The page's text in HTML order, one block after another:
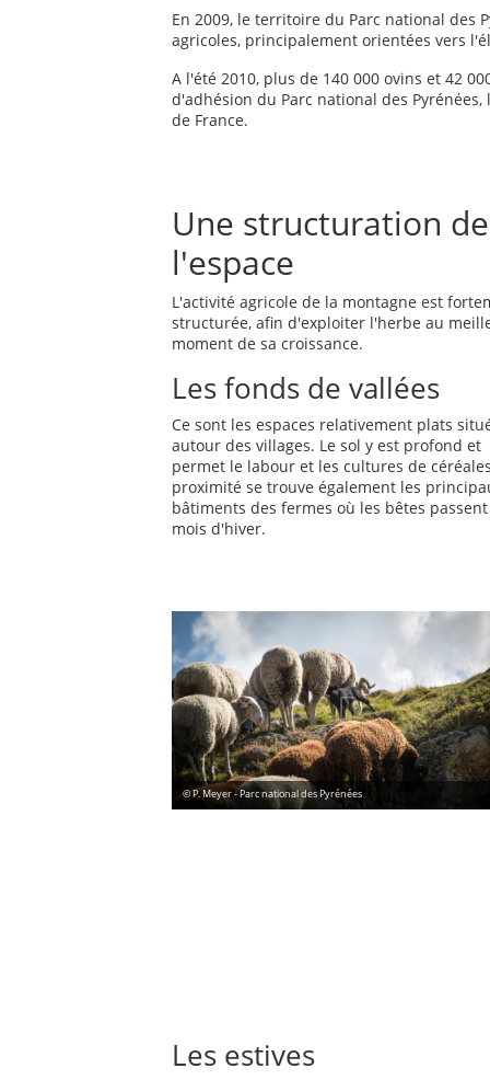
En 2009, le territoire du Parc national des
agricoles, principalement orientées vers
A l'été 2010, plus de 140 000 ovins et 42
d'adhésion du Parc national des
de France.
Une structuration de
l'espace
L'activité agricole de la montagne est
structurée, afin d'exploiter l'herbe au
moment de sa croissance.
Les fonds de vallées
Ce sont les espaces relativement plats
autour des villages. Le sol y est profond et
permet le labour et les cultures de
proximité se trouve également les
bâtiments des fermes où les bêtes
mois d'hiver.
© P. Meyer - Parc national des Pyrénées
Les estives